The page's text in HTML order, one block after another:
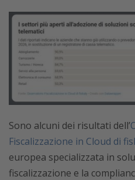
Sono alcuni dei risultati dell’
Fiscalizzazione in Cloud di
europea specializzata in
fiscalizzazione e la